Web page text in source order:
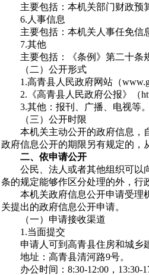
主要包括：本机关部门财政预
6.人事信息
主要包括：本机关人事任免信
7.其他
主要包括：《条例》第二十条
（二）公开形式
1.高青县人民政府网站（
2.《高青县人民政府公报》（
3.其他：报刊、广播、电视等。
（三）公开时限
本机关主动公开的政府信息，
政府信息公开的期限另有规定的，
二、依申请公开
公民、法人或者其他组织可以
条的规定能够作区分处理的外，行
本机关政府信息公开申请受理
关提出的政府信息公开申请。
（一）申请接收渠道
1.当面提交
申请人可到高青县住房和城乡
地址：高青县清河路9号。
办公时间：8:30-12:00，13:30-